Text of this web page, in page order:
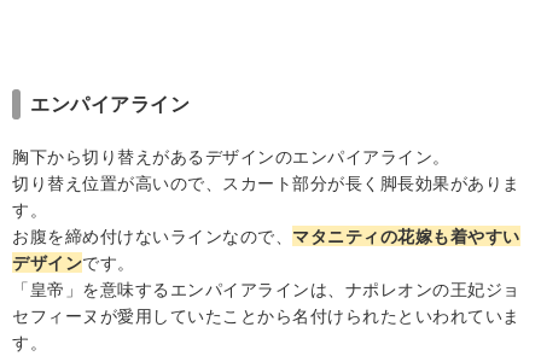
エンパイアライン
胸下から切り替えがあるデザインのエンパイアライン。
切り替え位置が高いので、スカート部分が長く脚長効果がありま
す。
お腹を締め付けないラインなので、 マタニティの花嫁も着やすい
デザインです。
「皇帝」を意味するエンパイアラインは、ナポレオンの王妃ジョ
セフィーヌが愛用していたことから名付けられたといわれていま
す。